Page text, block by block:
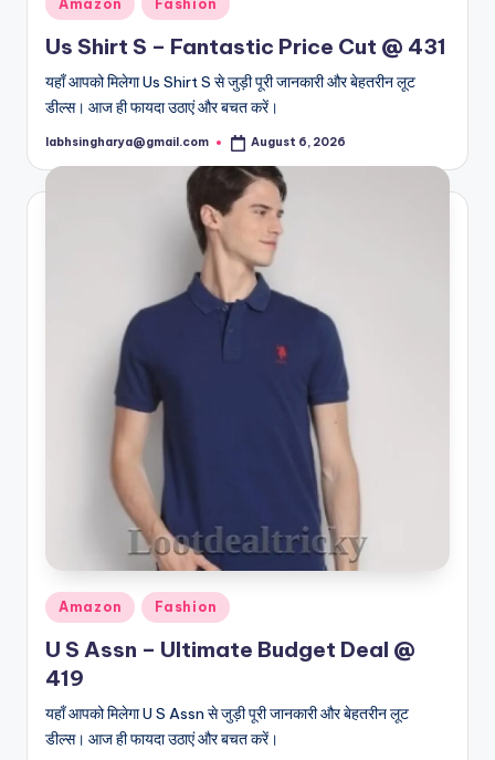
in
Amazon Fashion
Us Shirt S – Fantastic Price Cut @ 431
यहाँ आपको मिलेगा Us Shirt S से जुड़ी पूरी जानकारी और बेहतरीन लूट
डील्स। आज ही फायदा उठाएं और बचत करें।
Posted
labhsingharya@gmail.com August 6, 2026
Posted
in
Amazon Fashion
U S Assn – Ultimate Budget Deal @
419
यहाँ आपको मिलेगा U S Assn से जुड़ी पूरी जानकारी और बेहतरीन लूट
डील्स। आज ही फायदा उठाएं और बचत करें।